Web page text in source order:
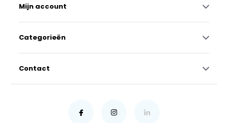
Mijn account
Categorieën
Contact